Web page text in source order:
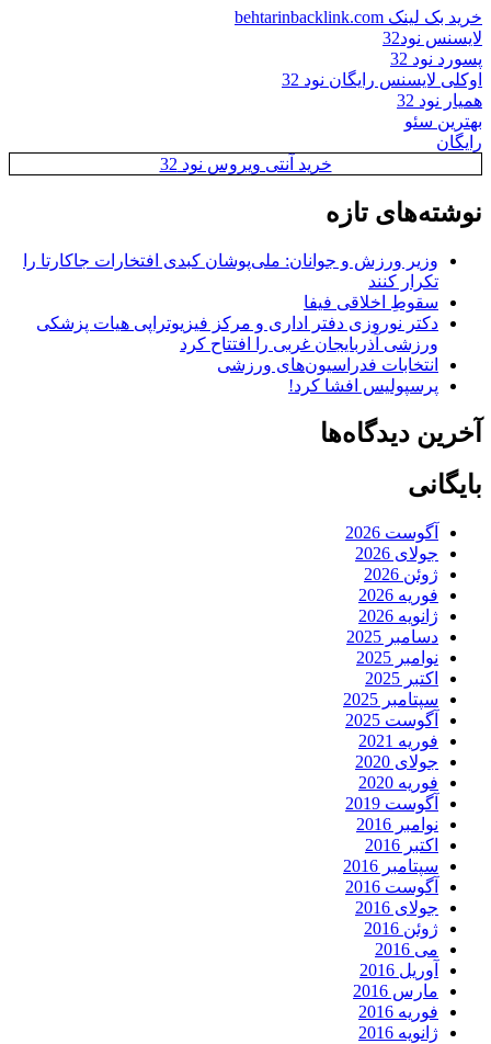
خرید بک لینک behtarinbacklink.com
لایسنس نود32
پسورد نود 32
اوکلی لایسنس رایگان نود 32
همیار نود 32
بهترین سئو
رایگان
خرید آنتی ویروس نود 32
نوشته‌های تازه
وزیر ورزش و جوانان: ملی‌پوشان کبدی افتخارات جاکارتا را
تکرار کنند
سقوطِ اخلاقی فیفا
دکتر نوروزی دفتر اداری و مرکز فیزیوتراپی هیات پزشکی
ورزشی آذربایجان غربی را افتتاح کرد
انتخابات فدراسیون‌های ورزشی
پرسپولیس افشا کرد!
آخرین دیدگاه‌ها
بایگانی
آگوست 2026
جولای 2026
ژوئن 2026
فوریه 2026
ژانویه 2026
دسامبر 2025
نوامبر 2025
اکتبر 2025
سپتامبر 2025
آگوست 2025
فوریه 2021
جولای 2020
فوریه 2020
آگوست 2019
نوامبر 2016
اکتبر 2016
سپتامبر 2016
آگوست 2016
جولای 2016
ژوئن 2016
می 2016
آوریل 2016
مارس 2016
فوریه 2016
ژانویه 2016